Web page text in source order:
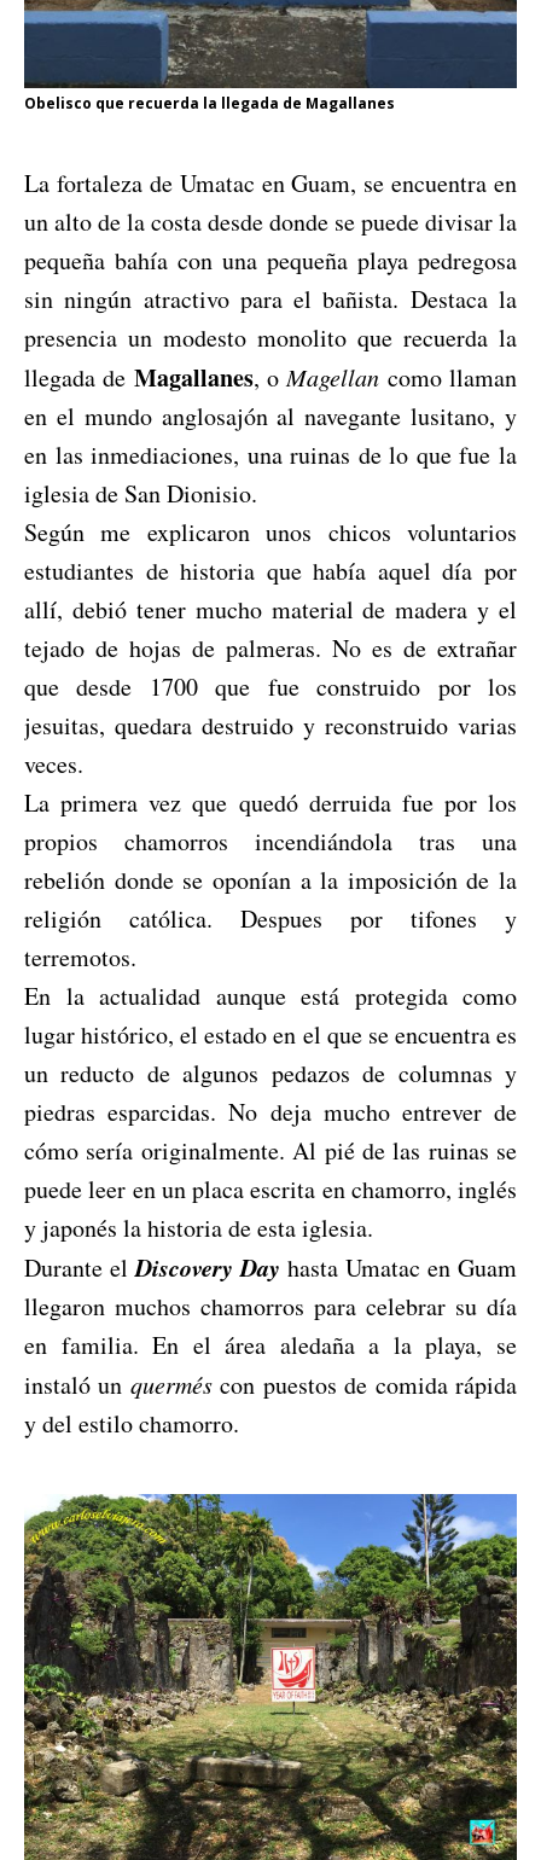
Obelisco que recuerda la llegada de Magallanes
La fortaleza de Umatac en Guam, se encuentra en
un alto de la costa desde donde se puede divisar la
pequeña bahía con una pequeña playa pedregosa
sin ningún atractivo para el bañista. Destaca la
presencia un modesto monolito que recuerda la
llegada de Magallanes, oMagellan como llaman
en el mundo anglosajón al navegante lusitano, y
en las inmediaciones, una ruinas de lo que fue la
iglesia de San Dionisio.
Según me explicaron unos chicos voluntarios
estudiantes de historia que había aquel día por
allí, debió tener mucho material de madera y el
tejado de hojas de palmeras. No es de extrañar
que desde 1700 que fue construido por los
jesuitas, quedara destruido y reconstruido varias
veces.
La primera vez que quedó derruida fue por los
propios chamorros incendiándola tras una
rebelión donde se oponían a la imposición de la
religión católica. Despues por tifones y
terremotos.
En la actualidad aunque está protegida como
lugar histórico, el estado en el que se encuentra es
un reducto de algunos pedazos de columnas y
piedras esparcidas. No deja mucho entrever de
cómo sería originalmente. Al pié de las ruinas se
puede leer en un placa escrita en chamorro, inglés
y japonés la historia de esta iglesia.
Durante elDiscovery Day hasta Umatac en Guam
llegaron muchos chamorros para celebrar su día
en familia. En el área aledaña a la playa, se
instaló un querméscon puestos de comida rápida
y del estilo chamorro.